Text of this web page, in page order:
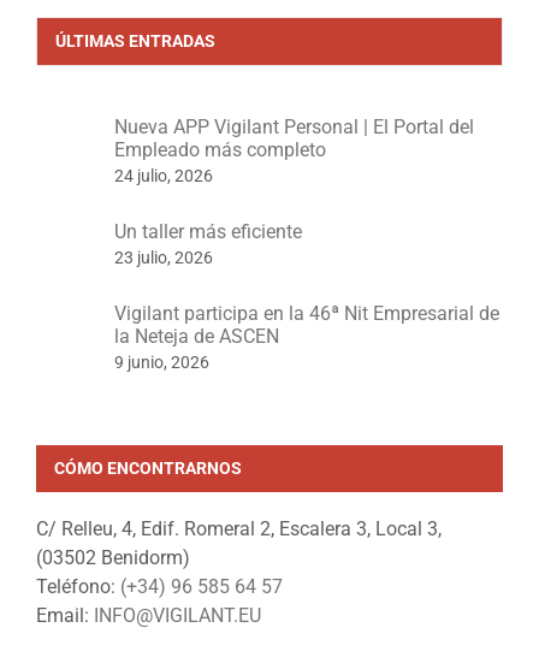
ÚLTIMAS ENTRADAS
Nueva APP Vigilant Personal | El Portal del
Empleado más completo
24 julio, 2026
Un taller más eficiente
23 julio, 2026
Vigilant participa en la 46ª Nit Empresarial de
la Neteja de ASCEN
9 junio, 2026
CÓMO ENCONTRARNOS
C/ Relleu, 4, Edif. Romeral 2, Escalera 3, Local 3,
(03502 Benidorm)
Teléfono: (+34) 96 585 64 57
Email: INFO@VIGILANT.EU